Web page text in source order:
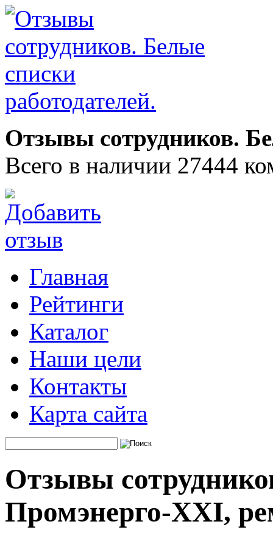
Отзывы сотрудников.
Всего в наличии 27444
Главная
Рейтинги
Каталог
Наши цели
Контакты
Карта сайта
Отзывы
Промэнерго-XXI,